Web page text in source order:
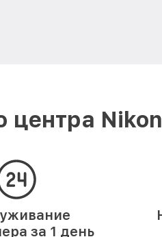
центра
за 1 день